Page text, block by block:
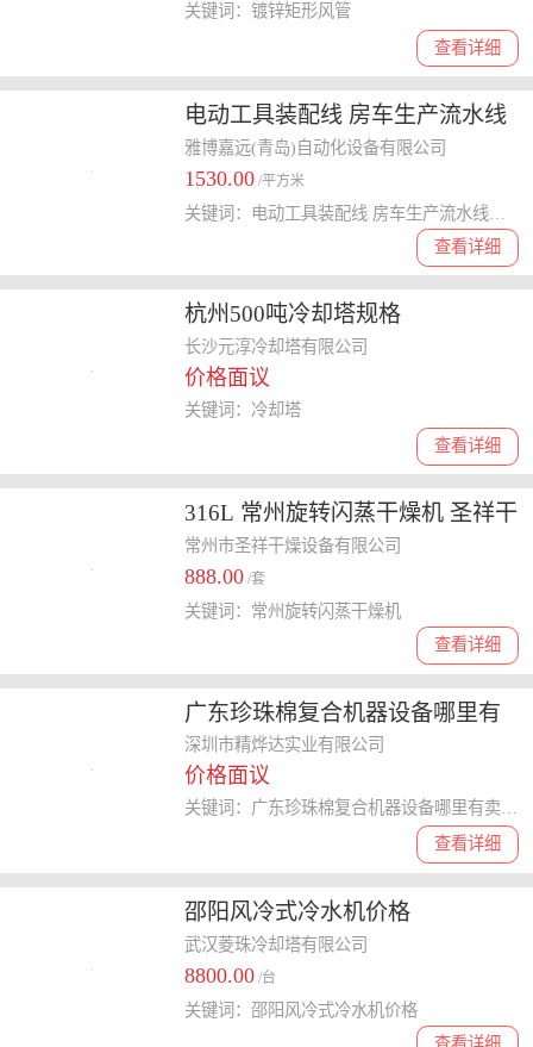
查看详细
关键词：镀锌矩形风管
电动工具装配线 房车生产流水线
设备 多年的行业理解
雅博嘉远(青岛)自动化设备有限公司
1530.00 /平方米
查看详细
杭州500吨冷却塔规格
长沙元淳冷却塔有限公司
价格面议
查看详细
关键词：冷却塔
316L 常州旋转闪蒸干燥机 圣祥干
燥
常州市圣祥干燥设备有限公司
888.00 /套
查看详细
关键词：常州旋转闪蒸干燥机
广东珍珠棉复合机器设备哪里有
卖 服务为先 深圳市精烨达实业供
应
深圳市精烨达实业有限公司
价格面议
查看详细
关键词：广东珍珠棉复合机器设备哪里有卖,珍珠棉复合机
邵阳风冷式冷水机价格
武汉菱珠冷却塔有限公司
8800.00 /台
查看详细
关键词：邵阳风冷式冷水机价格